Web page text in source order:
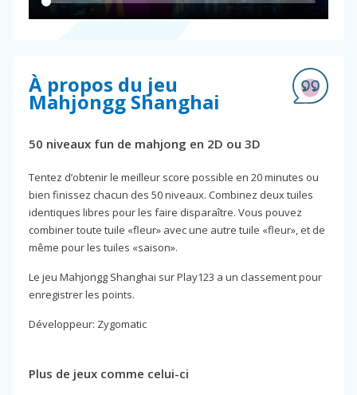
À propos du jeu
Mahjongg Shanghai
50 niveaux fun de mahjong en 2D ou 3D
Tentez d’obtenir le meilleur score possible en 20 minutes ou
bien finissez chacun des 50 niveaux. Combinez deux tuiles
identiques libres pour les faire disparaître. Vous pouvez
combiner toute tuile «fleur» avec une autre tuile «fleur», et de
même pour les tuiles «saison».
Le jeu Mahjongg Shanghai sur Play123 a un classement pour
enregistrer les points.
Développeur: Zygomatic
Plus de jeux comme celui-ci